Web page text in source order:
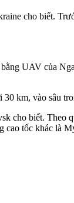
cho biết.
UAV của
km, vào sâu
cho biết. Theo
cao tốc khác là